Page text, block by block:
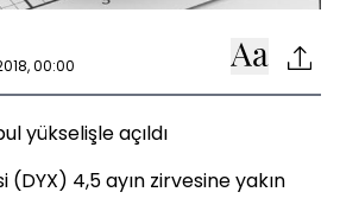
00:00
yükselişle açıldı
(DYX) 4,5 ayın zirvesine yakın